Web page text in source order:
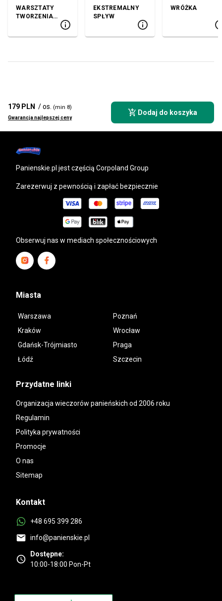
WARSZTATY
TWORZENIA
EKSTREMALNY
SPŁYW
WRÓŻKA
179 PLN / os. (min 8)
Gwarancja najlepszej ceny
Dodaj do koszyka
panienskie.pl jest częścią Corpoland Group
Zarezerwuj z pewnością i zapłać bezpiecznie
Obserwuj nas w mediach społecznościowych
Miasta
Warszawa
Poznań
Kraków
Wrocław
Gdańsk-Trójmiasto
Praga
Łódź
Szczecin
Przydatne linki
Organizacja wieczorów panieńskich od 2006 roku
Regulamin
Polityka prywatności
Promocje
O nas
Sitemap
Kontakt
+48 695 399 286
info@panienskie.pl
Dostępne:
10:00-18:00 Pon-Pt